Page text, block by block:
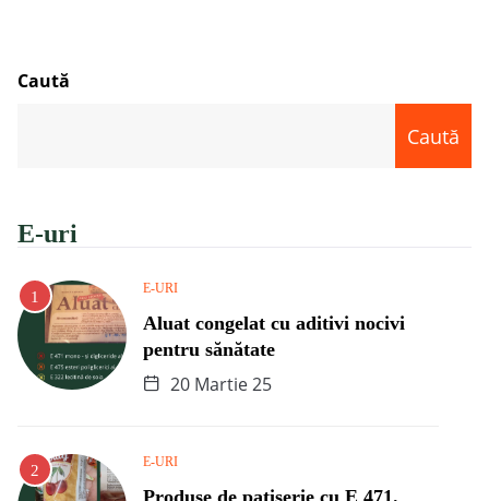
Caută
Caută
E-uri
E-URI
Aluat congelat cu aditivi nocivi
pentru sănătate
20 Martie 25
E-URI